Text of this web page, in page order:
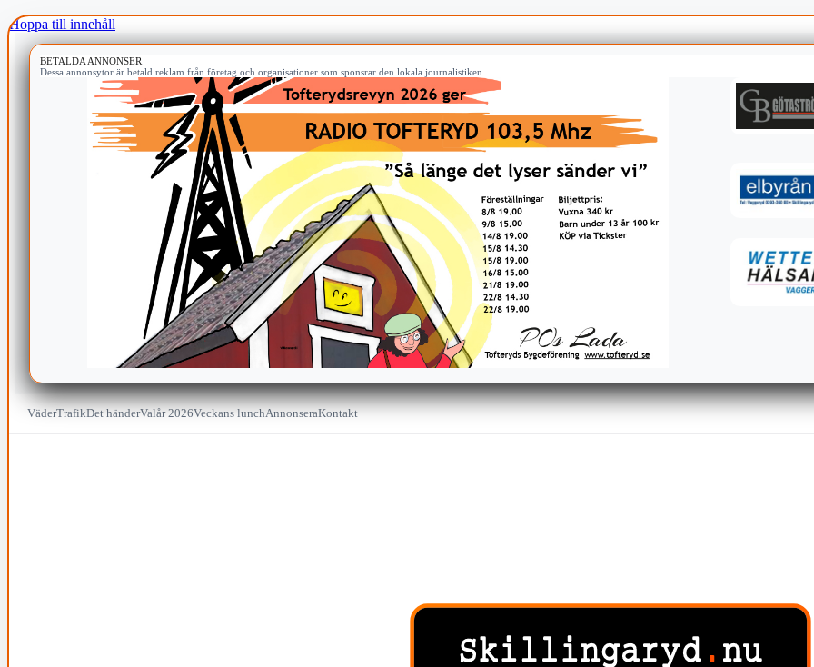
Hoppa till innehåll
BETALDA ANNONSER
Dessa annonsytor är betald reklam från företag och organisationer som sponsrar den lokala journalistiken.
VäderTrafikDet händerValår 2026Veckans lunchAnnonseraKontakt